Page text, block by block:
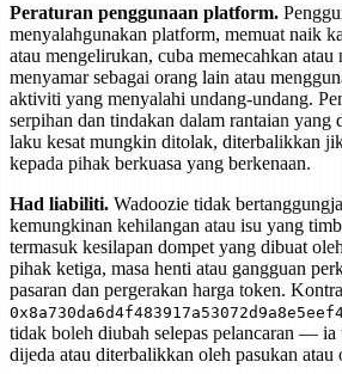
Peraturan penggunaan platform.
menyalahgunakan platform, memuat naik
atau mengelirukan, cuba memecahkan atau
menyamar sebagai orang lain atau
aktiviti yang menyalahi undang-undang.
serpihan dan tindakan dalam rantaian yang
laku kesat mungkin ditolak, diterbalikkan
kepada pihak berkuasa yang berkenaan.
Had liabiliti. Wadoozie tidak
kemungkinan kehilangan atau isu yang
termasuk kesilapan dompet yang dibuat
pihak ketiga, masa henti atau gangguan
pasaran dan pergerakan harga token.
tidak boleh diubah selepas pelancaran — ia
dijeda atau diterbalikkan oleh pasukan atau